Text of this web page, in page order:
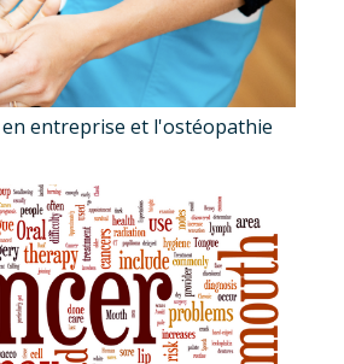
en entreprise et l'ostéopathie